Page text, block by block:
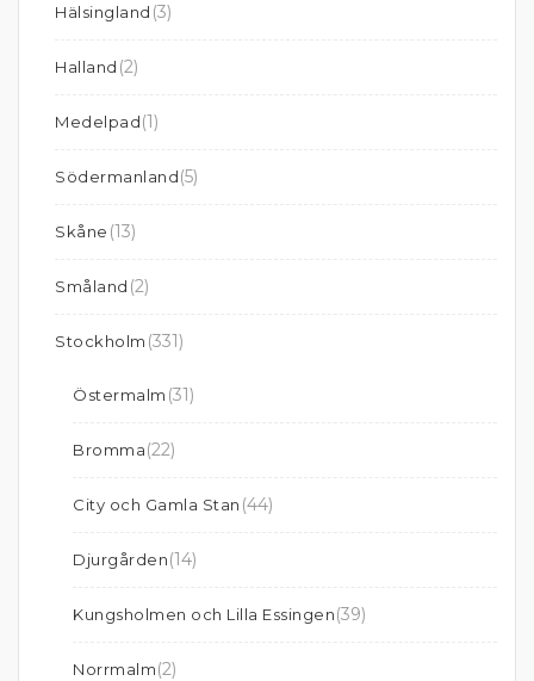
Hälsingland (3)
Halland (2)
Medelpad(1)
Södermanland(5)
Skåne (13)
Småland (2)
Stockholm (331)
Östermalm (31)
Bromma(22)
City och Gamla Stan (44)
Djurgården(14)
Kungsholmen och Lilla Essingen(39)
Norrmalm(2)